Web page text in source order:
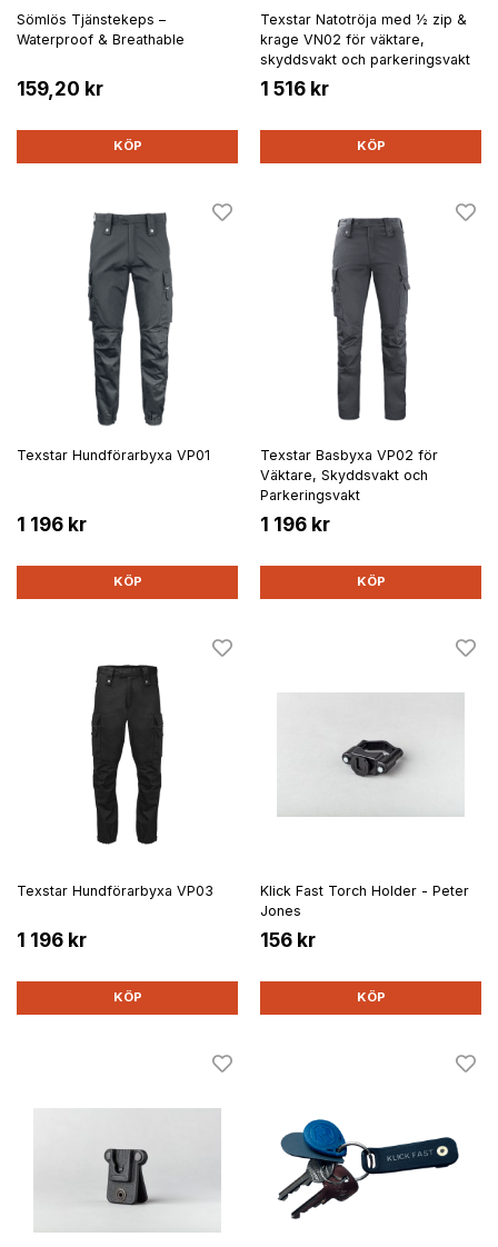
Sömlös Tjänstekeps –
Waterproof & Breathable
159,20 kr
KÖP
Texstar Natotröja med ½ zip &
krage VN02 för väktare,
skyddsvakt och parkeringsvakt
1 516 kr
KÖP
Texstar Hundförarbyxa VP01
1 196 kr
KÖP
Texstar Basbyxa VP02 för
Väktare, Skyddsvakt och
Parkeringsvakt
1 196 kr
KÖP
Texstar Hundförarbyxa VP03
1 196 kr
KÖP
Klick Fast Torch Holder - Peter
Jones
156 kr
KÖP